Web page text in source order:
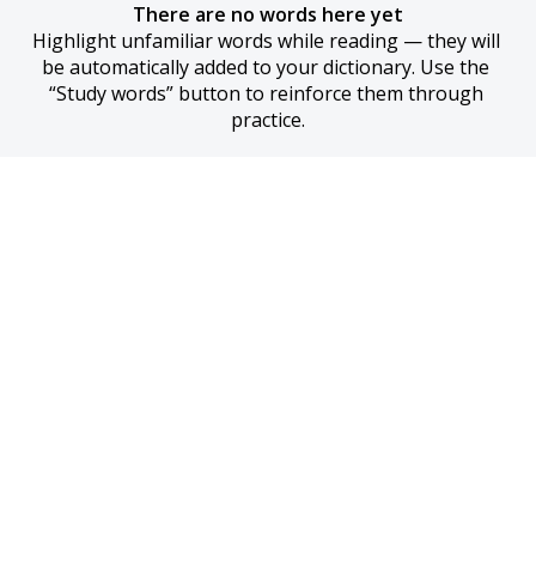
There are no words here yet
Highlight unfamiliar words while reading — they will
be automatically added to your dictionary. Use the
“Study words” button to reinforce them through
practice.